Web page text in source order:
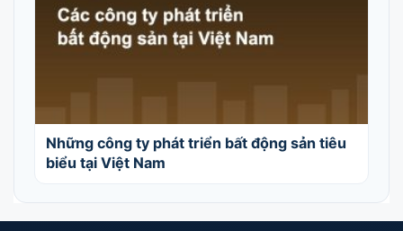
Những công ty phát triển bất động sản tiêu
biểu tại Việt Nam